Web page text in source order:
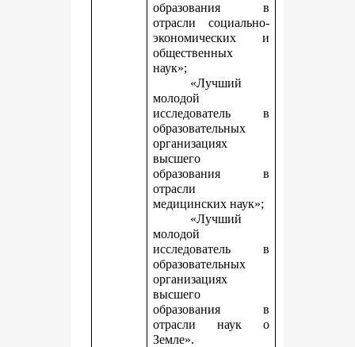
образования в
отрасли социально-
экономических и
общественных
наук»;
«Лучший
молодой
исследователь в
образовательных
организациях
высшего
образования в
отрасли
медицинских наук»;
«Лучший
молодой
исследователь в
образовательных
организациях
высшего
образования в
отрасли наук о
Земле».